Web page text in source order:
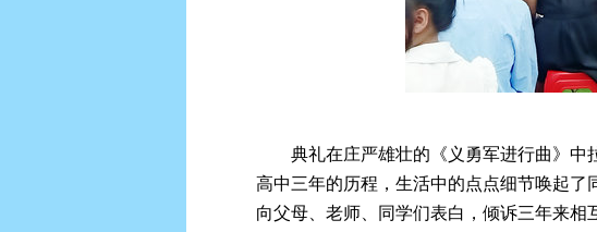
典礼在庄严雄壮的《义勇军进行曲》中
高中三年的历程，生活中的点点细节唤起
向父母、老师、同学们表白，倾诉三年来